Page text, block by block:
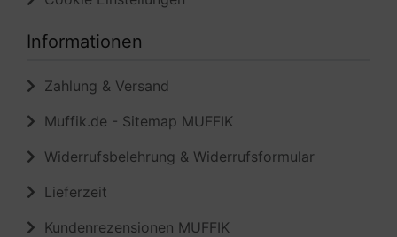
Informationen
Zahlung & Versand
Muffik.de - Sitemap MUFFIK
Widerrufsbelehrung & Widerrufsformular
Lieferzeit
Kundenrezensionen MUFFIK